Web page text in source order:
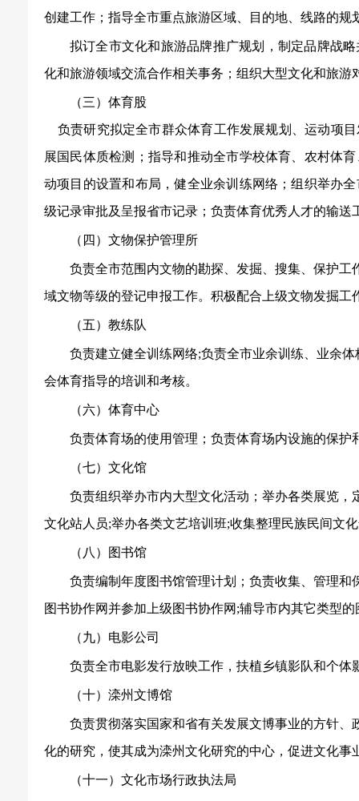
创建工作；指导全市重点旅游区域、目的地、线路的
拟订全市文化和旅游品牌推广规划，制定品牌战
化和旅游领域交流合作相关事务；组织大型文化和旅游
（三）体育股
负责研究拟定全市群众体育工作发展规划、运动项
展国民体质检测；指导和推动全市学校体育、农村体
动项目的设置和布局，健全业余训练网络；组织举办
级记录审批及呈报省市记录；负责体育优秀人才的输送
（四）文物保护管理所
负责全市范围内文物的勘探、发掘、搜集、保护工
域文物等级的登记申报工作。积极配合上级文物发掘工
（五）教练队
负责建立健全训练网络;负责全市业余训练、业余
会体育指导的培训和考核。
（六）体育中心
负责体育场的使用管理；负责体育场内设施的保护
（七）文化馆
负责组织举办市内大型文化活动；举办各类展览，
文化站人员;举办各类文艺培训班;收集整理民族民间文
（八）图书馆
负责编制年度图书馆管理计划；负责收集、管理和
图书协作网并参加上级图书协作网;辅导市内其它类型
（九）电影公司
负责全市电影发行放映工作，扶植乡镇影队和个体
（十）滦州文博馆
负责贯彻落实国家和省有关发展文博事业的方针
化的研究，使其成为滦州文化研究的中心，促进文化事
（十一）文化市场行政执法局